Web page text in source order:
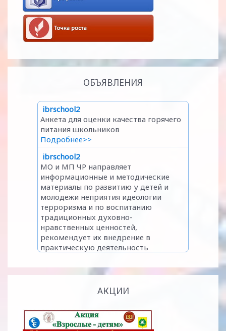
ОБЪЯВЛЕНИЯ
АКЦИИ